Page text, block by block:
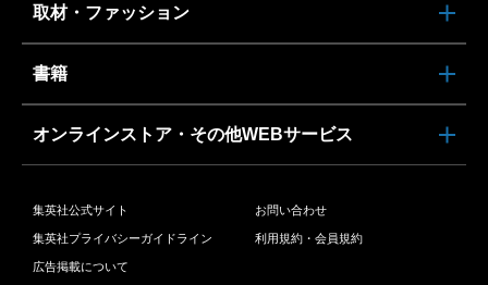
取材・ファッション
書籍
オンラインストア・その他WEBサービス
集英社公式サイト お問い合わせ
集英社プライバシーガイドライン 利用規約・会員規約
広告掲載について